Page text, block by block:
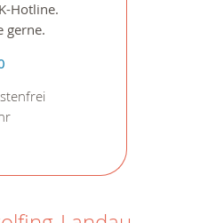
Hotline.
gerne.